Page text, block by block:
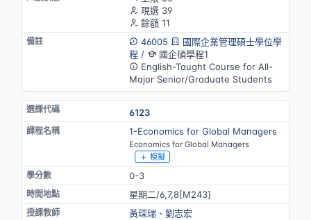
現選 39
餘額 11
46005
國際企業管理碩士學位學
程 /
國企碩學程1
English-Taught Course for All-
Major Senior/Graduate Students
6123
1-Economics for Global Managers
Economics for Global Managers
模擬
0-3
星期二/6,7,8[M243]
黃琛瑞、 劉志宏